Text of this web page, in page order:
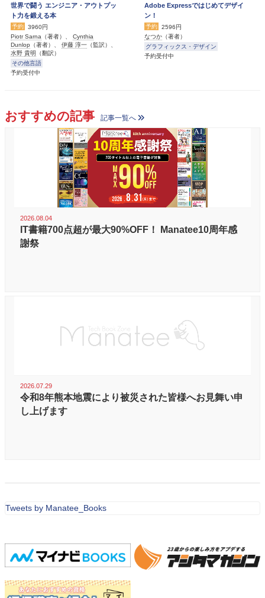
世界で闘う エンジニア・アウトプッ
ト力を鍛える本
予約
3960円
Piotr Sarna （著者）、 Cynthia
Dunlop （著者）、 伊藤 淳一 （監訳）、
水野 貴明 （翻訳）
その他言語
予約受付中
Adobe Expressではじめてデザイ
ン！
予約
2596円
なつか （著者）
グラフィックス・デザイン
予約受付中
おすすめの記事 記事一覧へ
2026.08.04
IT書籍700点超が最大90%OFF！ Manatee10周年感
謝祭
2026.07.29
令和8年熊本地震により被災された皆様へお見舞い申
し上げます
Tweets by Manatee_Books